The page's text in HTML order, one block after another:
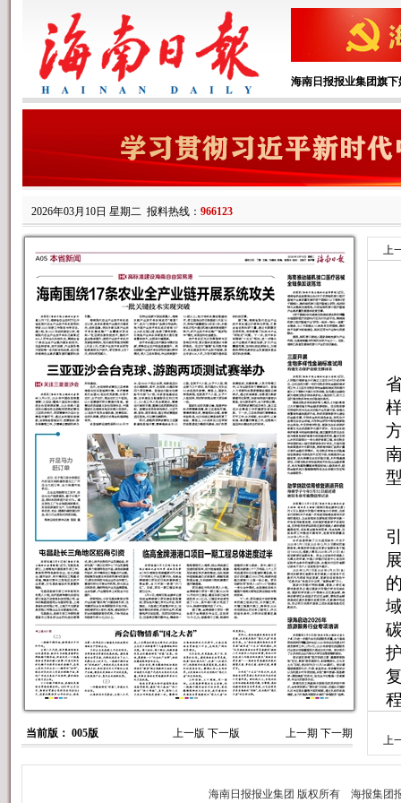
海南日报报业集团旗下
2026年03月10日 星期二 报料热线： 966123
当前版： 005版 上一版 下一版 上一期 下一期
上
上